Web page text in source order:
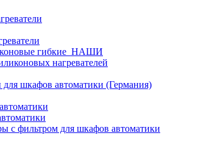
гибкие_НАШИ
нагревателей
для шкафов автоматики (Германия)
с фильтром для шкафов автоматики